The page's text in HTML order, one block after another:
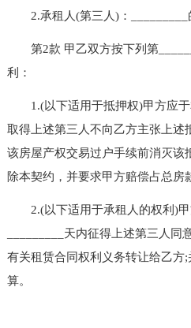
2.承租人(第三人)：_________
第2款 甲乙双方按下列第
利：
1.(以下适用于抵押权)甲方应于
取得上述第三人不向乙方主张上述
该房屋产权交易过户手续前消灭该
除本契约，并要求甲方赔偿占总房
2.(以下适用于承租人的权利)甲
_________天内征得上述第三人同
有关租赁合同权利义务转让给乙方
算。